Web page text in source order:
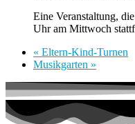
Eine Veranstaltung,
Uhr am Mittwoch
« Eltern-Kind-Turnen
Musikgarten »